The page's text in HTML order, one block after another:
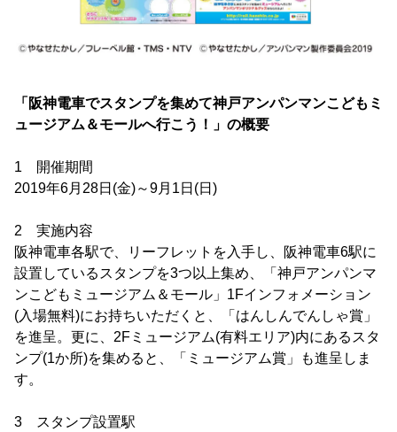
「阪神電車でスタンプを集めて神戸アンパンマンこどもミ
ュージアム＆モールへ行こう！」の概要
1 開催期間
2019年6月28日(金)～9月1日(日)
2 実施内容
阪神電車各駅で、リーフレットを入手し、阪神電車6駅に
設置しているスタンプを3つ以上集め、「神戸アンパンマ
ンこどもミュージアム＆モール」1Fインフォメーション
(入場無料)にお持ちいただくと、「はんしんでんしゃ賞」
を進呈。更に、2Fミュージアム(有料エリア)内にあるスタ
ンプ(1か所)を集めると、「ミュージアム賞」も進呈しま
す。
3 スタンプ設置駅